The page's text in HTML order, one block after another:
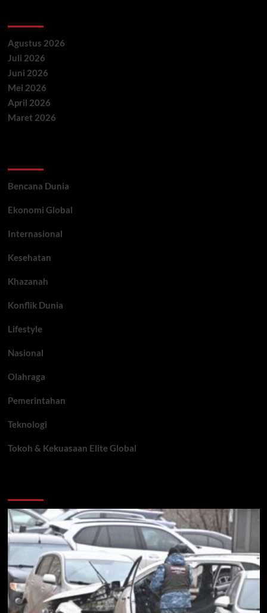
Agustus 2026
Juli 2026
Juni 2026
Mei 2026
April 2026
Maret 2026
Bencana Dunia
Ekonomi Global
Internasional
Kesehatan
Khazanah
Konflik Dunia
Lifestyle
Nasional
Olahraga
Pemerintahan
Teknologi
Tokoh & Kekuasaan Elite Global